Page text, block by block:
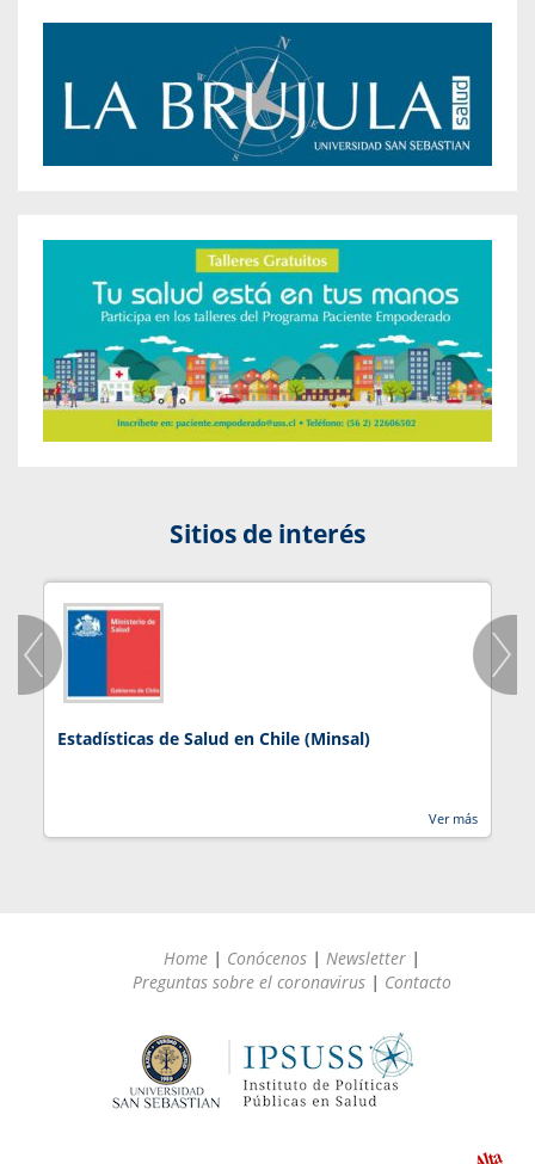
Sitios de interés
Estadísticas de Salud en Chile (Minsal)
Ver más
Home | Conócenos | Newsletter |
Preguntas sobre el coronavirus | Contacto